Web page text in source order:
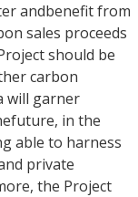
andbenefit from
sales proceeds
should be
carbon
will garner
in the
able to harness
private
the Project